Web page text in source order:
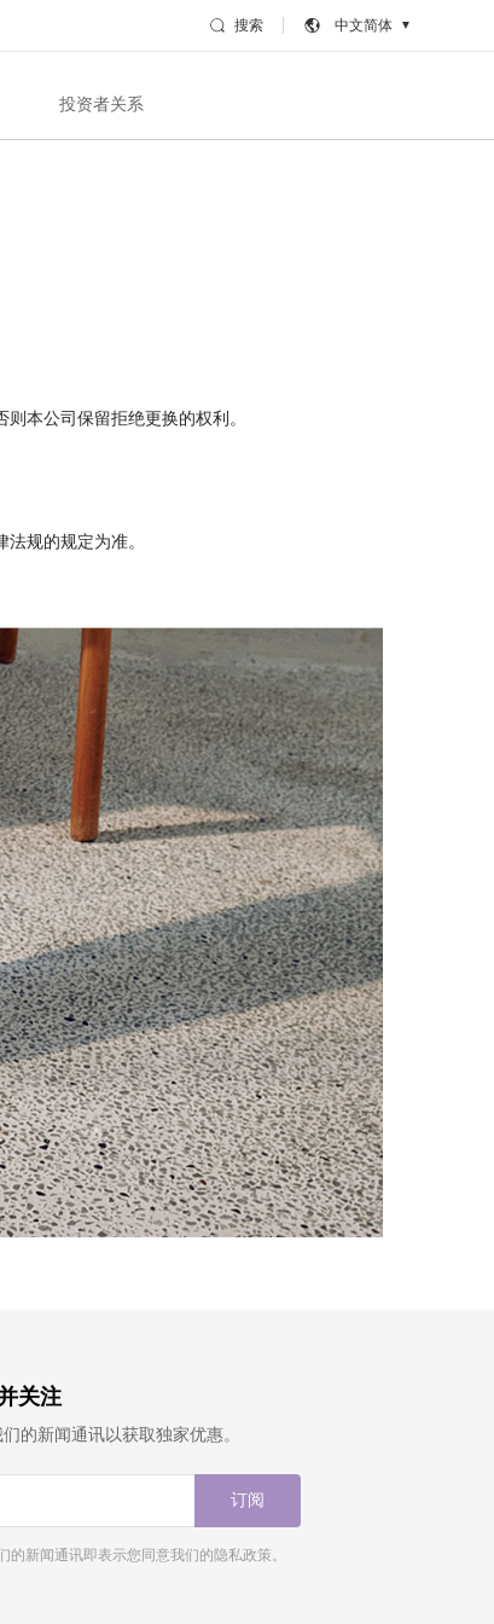
搜索 中文简体 ▼
投资者关系
本公司保留拒绝更换的权利。
规的规定为准。
关注
的新闻通讯以获取独家优惠。
订阅
的新闻通讯即表示您同意我们的隐私政策。